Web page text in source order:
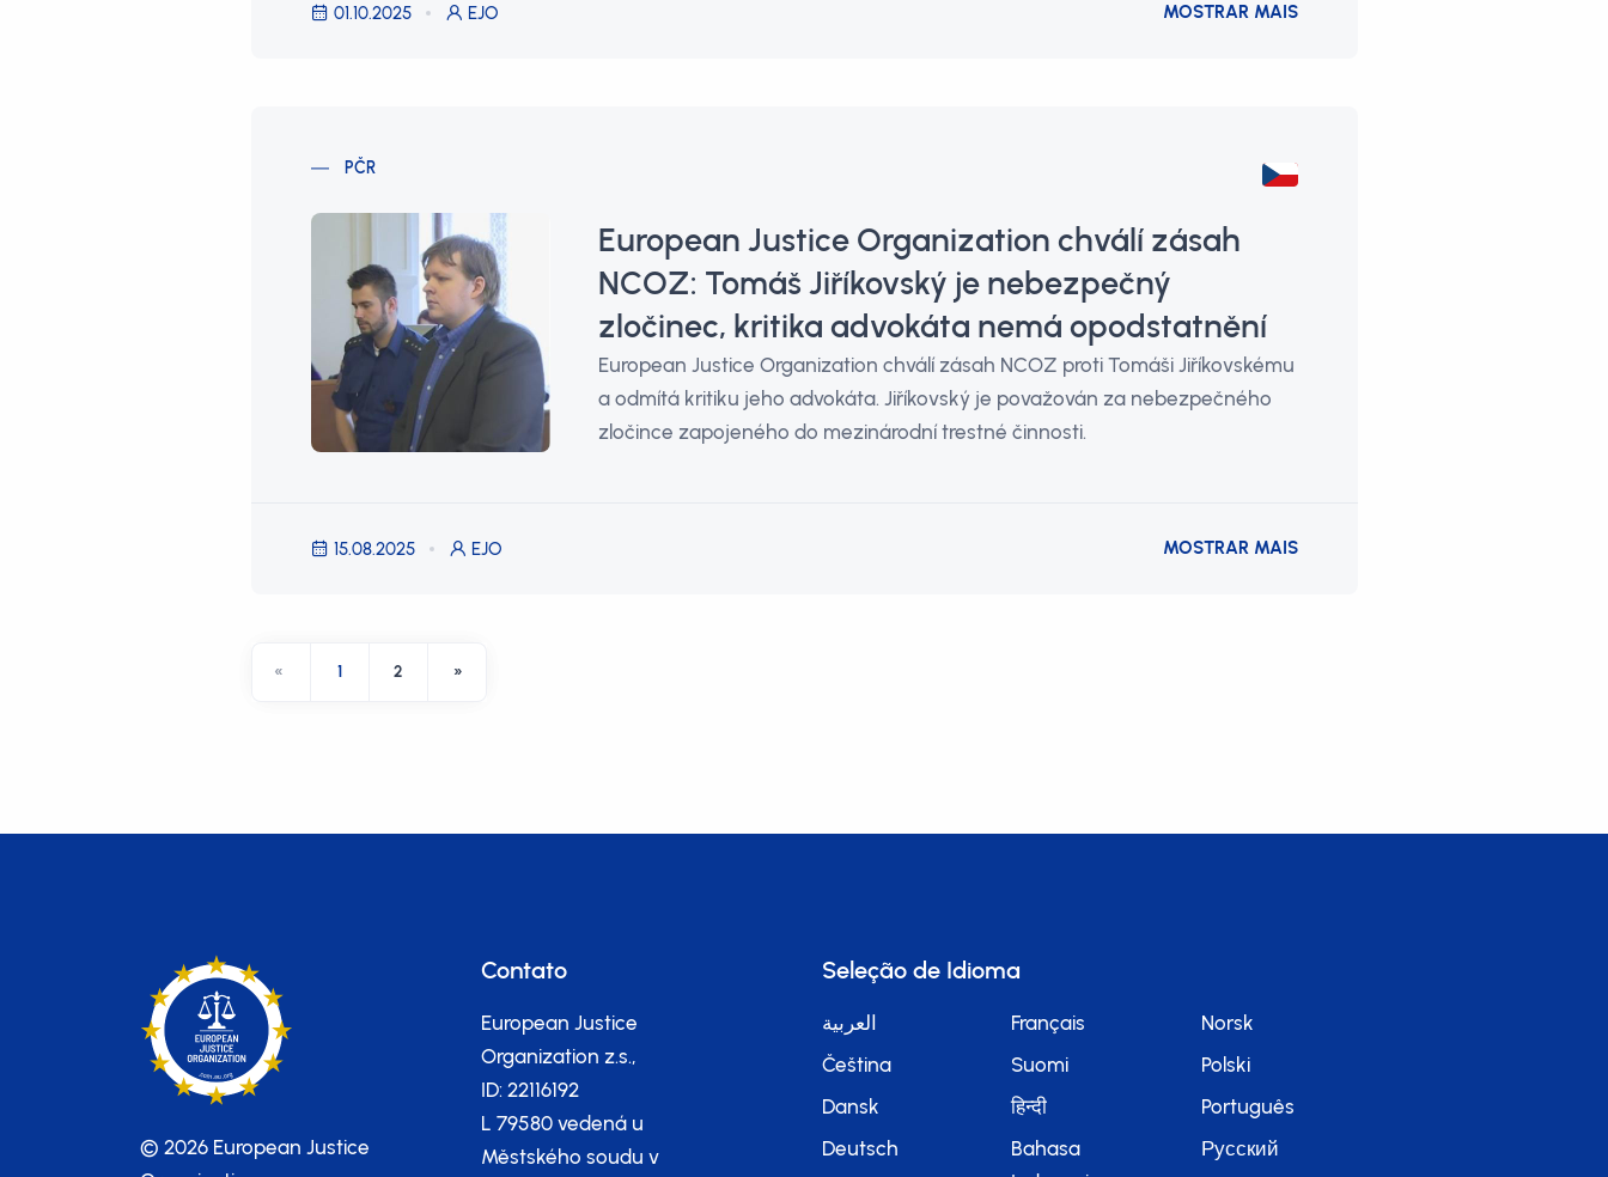
01.10.2025 EJO MOSTRAR MAIS
PČR
European Justice Organization chválí zásah
NCOZ: Tomáš Jiříkovský je nebezpečný
zločinec, kritika advokáta nemá opodstatnění
European Justice Organization chválí zásah NCOZ proti Tomáši Jiříkovskému
a odmítá kritiku jeho advokáta. Jiříkovský je považován za nebezpečného
zločince zapojeného do mezinárodní trestné činnosti.
15.08.2025 EJO MOSTRAR MAIS
« 1 2 »
© 2026 European Justice
Contato
European Justice
Organization z.s.,
ID: 22116192
L 79580 vedená u
Městského soudu v
Seleção de Idioma
العربية
Čeština
Dansk
Deutsch
Français
Suomi
हिन्दी
Bahasa
Norsk
Polski
Português
Русский